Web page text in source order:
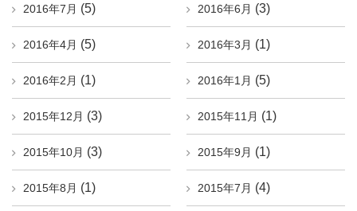
2016年7月 (5) 2016年6月 (3)
2016年4月 (5) 2016年3月 (1)
2016年2月 (1) 2016年1月 (5)
2015年12月 (3) 2015年11月 (1)
2015年10月 (3) 2015年9月 (1)
2015年8月 (1) 2015年7月 (4)